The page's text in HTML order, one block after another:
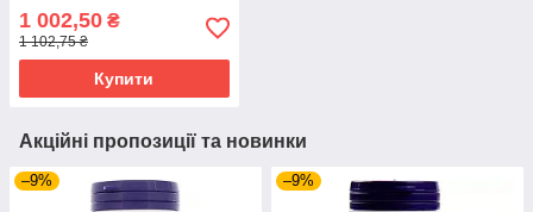
1 002,50 ₴
1 102,75 ₴
Купити
Акційні пропозиції та новинки
–9% –9%